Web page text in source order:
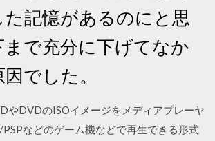
た記憶があるのにと思
まで充分に下げてなか
でした。
やDVDのISOイメージをメディアプレーヤ
などのゲーム機などで再生できる形式